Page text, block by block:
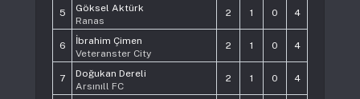
5
Göksel Aktürk
Ranas
2 1 0 4
6
İbrahim Çimen
Veteranster City
2 1 0 4
7
Doğukan Dereli
Arsınıll FC
2 1 0 4